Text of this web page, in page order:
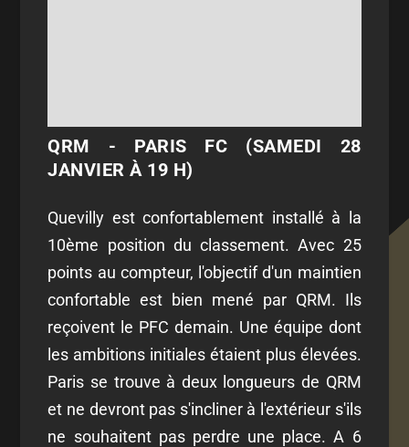
QRM - PARIS FC (SAMEDI 28
JANVIER À 19 H)
Quevilly est confortablement installé à la
10ème position du classement. Avec 25
points au compteur, l'objectif d'un maintien
confortable est bien mené par QRM. Ils
reçoivent le PFC demain. Une équipe dont
les ambitions initiales étaient plus élevées.
Paris se trouve à deux longueurs de QRM
et ne devront pas s'incliner à l'extérieur s'ils
ne souhaitent pas perdre une place. A 6